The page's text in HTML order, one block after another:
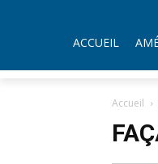
ACCUEIL
Accueil